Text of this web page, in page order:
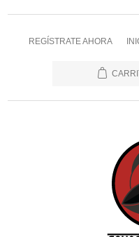
REGÍSTRATE AHORA